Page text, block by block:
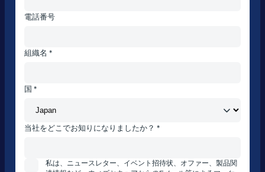
電話番号
組織名 *
国 *
当社をどこでお知りになりましたか？ *
私は、ニュースレター、イベント招待状、オファー、製品関